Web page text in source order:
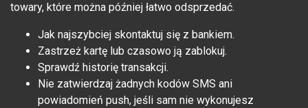
towary, które można później łatwo odsprzedać.
Jak najszybciej skontaktuj się z bankiem.
Zastrzeż kartę lub czasowo ją zablokuj.
Sprawdź historię transakcji.
Nie zatwierdzaj żadnych kodów SMS ani
powiadomień push, jeśli sam nie wykonujesz